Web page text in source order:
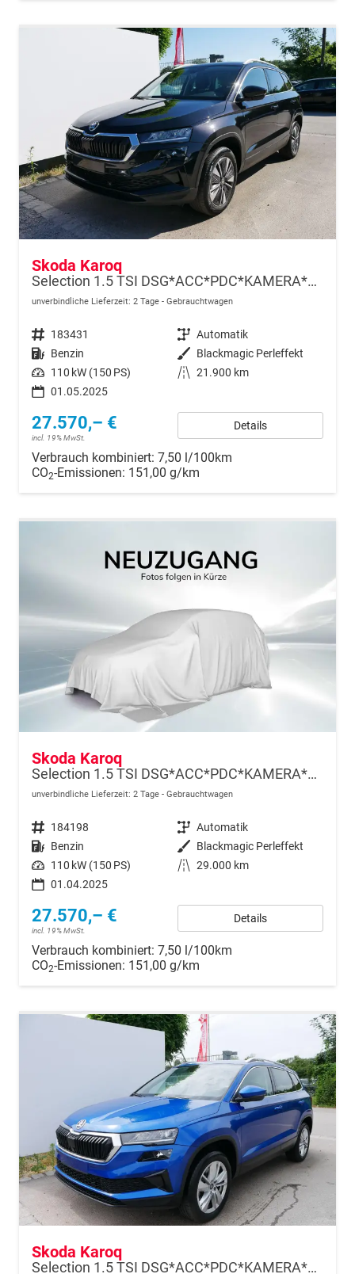
Skoda Karoq
Selection 1.5 TSI DSG*ACC*PDC*KAMERA*TEMPOMAT*LED*SMARTLINK*KLIMA*RADIO*17-ZOLL
unverbindliche Lieferzeit: 2 Tage Gebrauchtwagen
Fahrzeugnr. 183431 Getriebe Automatik
Kraftstoff Benzin Außenfarbe Blackmagic Perleffekt
Leistung 110 kW (150 PS) Kilometerstand 21.900 km
01.05.2025
27.570,– €
incl. 19% MwSt.
Details
Verbrauch kombiniert: 7,50 l/100km
CO2-Emissionen: 151,00 g/km
Skoda Karoq
Selection 1.5 TSI DSG*ACC*PDC*KAMERA*TEMPOMAT*LED*SMARTLINK*KLIMA*RADIO*17-ZOLL
unverbindliche Lieferzeit: 2 Tage Gebrauchtwagen
Fahrzeugnr. 184198 Getriebe Automatik
Kraftstoff Benzin Außenfarbe Blackmagic Perleffekt
Leistung 110 kW (150 PS) Kilometerstand 29.000 km
01.04.2025
27.570,– €
incl. 19% MwSt.
Details
Verbrauch kombiniert: 7,50 l/100km
CO2-Emissionen: 151,00 g/km
Skoda Karoq
Selection 1.5 TSI DSG*ACC*PDC*KAMERA*TEMPOMAT*LED*SMARTLINK*KLIMA*RADIO*17-ZOLL